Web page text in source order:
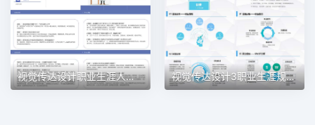
视觉传达设计职业生涯人物访谈职业生涯规划PPT模板 视觉传达设计3职业生涯规划PPT模板